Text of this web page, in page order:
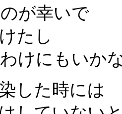
が幸いで
たし
けにもいか
した時には